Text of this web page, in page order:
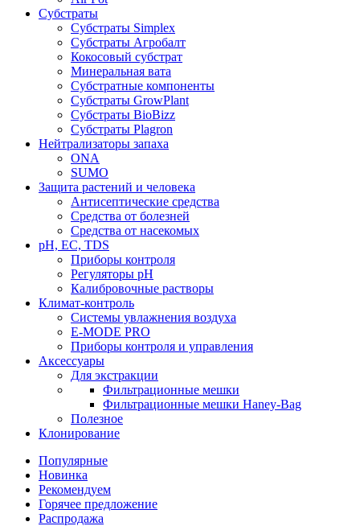
Субстраты
Субстраты Simplex
Субстраты Агробалт
Кокосовый субстрат
Минеральная вата
Субстратные компоненты
Субстраты GrowPlant
Субстраты BioBizz
Субстраты Plagron
Нейтрализаторы запаха
ONA
SUMO
Защита растений и человека
Антисептические средства
Средства от болезней
Средства от насекомых
pH, EC, TDS
Приборы контроля
Регуляторы pH
Калибровочные растворы
Климат-контроль
Системы увлажнения воздуха
E-MODE PRO
Приборы контроля и управления
Аксессуары
Для экстракции
Фильтрационные мешки
Фильтрационные мешки Haney-Bag
Полезное
Клонирование
Популярные
Новинка
Рекомендуем
Горячее предложение
Распродажа